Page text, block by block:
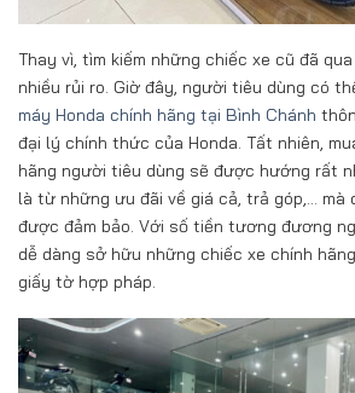
Thay vì, tìm kiếm những chiếc xe cũ đã
nhiều rủi ro. Giờ đây, người tiêu dùng có
máy Honda chính hãng tại Bình Chánh
đại lý chính thức của Honda. Tất nhiên,
hãng người tiêu dùng sẽ được hướng rất
là từ những ưu đãi về giá cả, trả góp,… mà
được đảm bảo. Với số tiền tương đương
dễ dàng sở hữu những chiếc xe chính
giấy tờ hợp pháp.